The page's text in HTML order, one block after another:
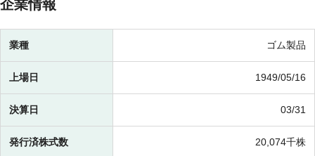
企業情報
業種 ゴム製品
上場日 1949/05/16
決算日 03/31
発行済株式数 20,074千株